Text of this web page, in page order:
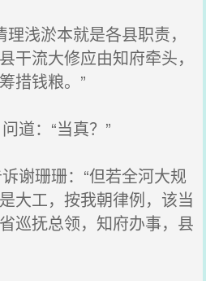
浅淤本就是各县职责，
干流大修应由知府牵头，
措钱粮。”
道：“当真？”
谢珊珊：“但若全河大规
大工，按我朝律例，该当
巡抚总领，知府办事，县